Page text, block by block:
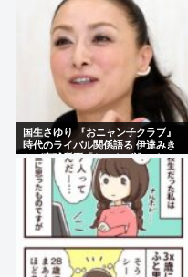
国生さゆり 『おニャン子クラブ』
時代のライバル関係語る 伊達みき
おが直球質問「たとえば誰です？」